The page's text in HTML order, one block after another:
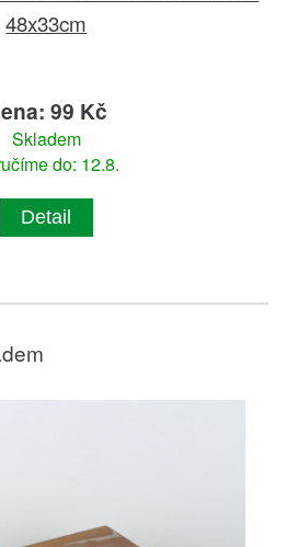
48x33cm
99 Kč
Skladem
do: 12.8.
Detail